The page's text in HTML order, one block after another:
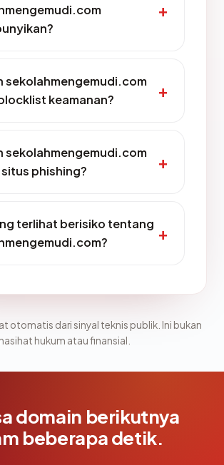
sekolahmengemudi.com
keamanan?
sekolahmengemudi.com
phishing?
terlihat berisiko tentang
otomatis dari sinyal teknis publik. Ini bukan
nasihat hukum atau finansial.
domain berikutnya
beberapa detik.